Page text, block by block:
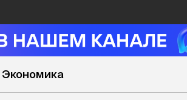
Экономика